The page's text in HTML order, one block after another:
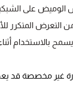
الوميض على
التعرض المتكرر
بالاستخدام
غير مخصصة قد